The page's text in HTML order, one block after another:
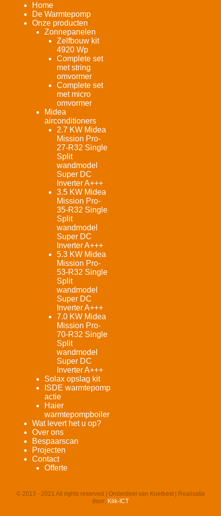
Home
De Warmtepomp
Onze producten
Zonnepanelen
Zelfbouw kit
4920 Wp
Complete set
met string
omvormer
Complete set
met micro
omvormer
Midea
airconditioners
2.7 KW Midea
Mission Pro-
27-R32 Single
Split
wandmodel
Super DC
Inverter A+++
3.5 KW Midea
Mission Pro-
35-R32 Single
Split
wandmodel
Super DC
Inverter A+++
5.3 KW Midea
Mission Pro-
53-R32 Single
Split
wandmodel
Super DC
Inverter A+++
7.0 KW Midea
Mission Pro-
70-R32 Single
Split
wandmodel
Super DC
Inverter A+++
Solax opslag kit
ISDE warmtepomp
actie
Haier
warmtepompboiler
Wat levert het u op?
Over ons
Bespaarscan
Projecten
Contact
Offerte
© 2013 - 2021 All rights reserved | Onderdeel van Koelbest | Realisatie
door: Klik-ICT